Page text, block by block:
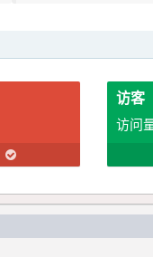
访客
访问